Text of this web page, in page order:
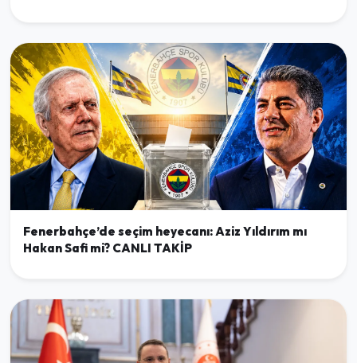
Fenerbahçe’de seçim heyecanı: Aziz Yıldırım mı
Hakan Safi mi? CANLI TAKİP